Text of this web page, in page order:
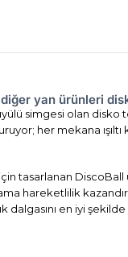
yan ürünleri
simgesi olan
her mekana
tasarlanan
hareketlilik
dalgasını en iyi